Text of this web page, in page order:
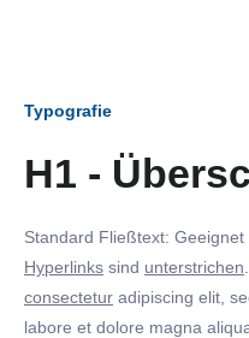
Typografie
H1 -
Standard Fließtext: Geeignet
Hyperlinks sind unterstrichen
consectetur adipiscing elit,
labore et dolore magna